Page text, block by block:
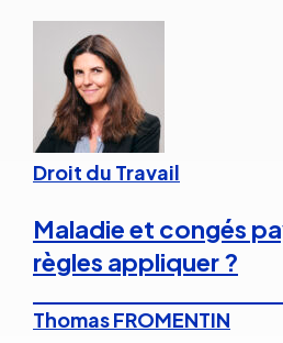
Droit du Travail
Maladie et congés
règles appliquer ?
Thomas FROMENTIN